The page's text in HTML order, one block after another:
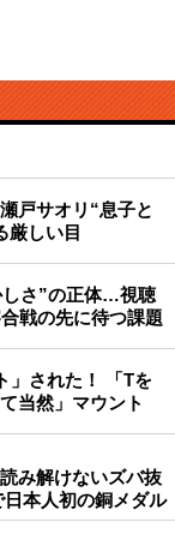
戸サオリ“息子と
厳しい目
しさ”の正体…視聴
戦の先に待つ課題
」された！ 「Tを
当然」マウント
み解けないズバ抜
本人初の銅メダル